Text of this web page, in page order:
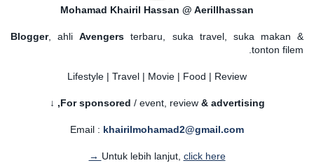
Mohamad Khairil Hassan @ Aerillhassan
Blogger, ahliAvengers terbaru, suka travel, suka makan &
tonton filem.
Lifestyle | Travel | Movie | Food | Review
For sponsored / event, review & advertising,
↓
Email : khairilmohamad2@gmail.com
Untuk lebih lanjut, click here →